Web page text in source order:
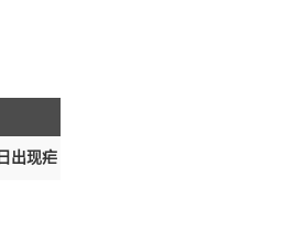
出现疟